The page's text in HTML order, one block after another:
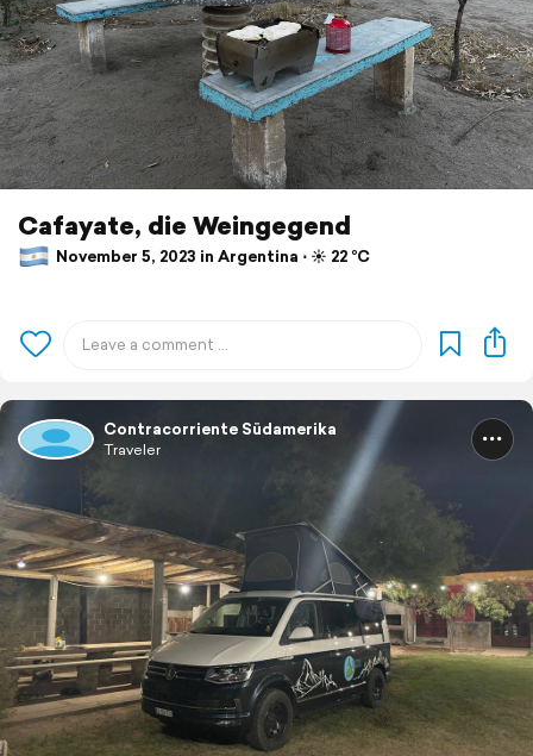
Cafayate, die Weingegend
November 5, 2023 in Argentina ⋅ ☀️ 22 °C
Contracorriente Südamerika
Traveler